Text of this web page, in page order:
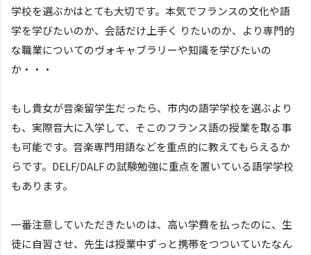
学校を選ぶかはとても大切です。本気でフランスの文化や語
学を学びたいのか、会話だけ上手く りたいのか、より専門的
な職業についてのヴォキャブラリーや知識を学びたいの
か・・・
もし貴女が音楽留学生だったら、市内の語学学校を選ぶより
も、実際音大に入学して、そこのフランス語の授業を取る事
も可能です。音楽専門用語などを重点的に教えてもらえるか
らです。DELF/DALF の試験勉強に重点を置いている語学学校
もあります。
一番注意していただきたいのは、高い学費を払ったのに、生
徒に自習させ、先生は授業中ずっと携帯をつついていたなん